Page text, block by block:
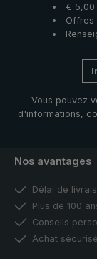
€ 5,00
Offres
Vous pouvez
d'informations,
Nos avantages
Délai de
Plus de 100
Conseils
Achat sécurisé